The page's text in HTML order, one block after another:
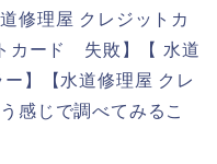
修理屋 クレジットカ
カード 失敗】【 水道
】【水道修理屋 クレ
感じで調べてみるこ